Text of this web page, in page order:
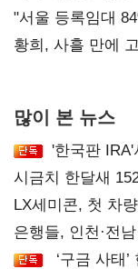
오차 당연"
"서울 등록임대
달리해야"
황희, 사흘 만에
많이 본 뉴스
'한국판
시금치 한달새
LX세미콘, 첫 차
공급
은행들, 인천·전
‘구금 사태